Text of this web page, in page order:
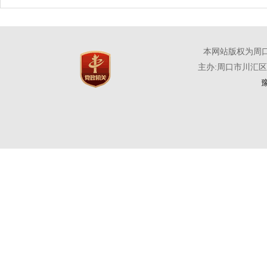
本网站版权为周
主办:周口市川汇